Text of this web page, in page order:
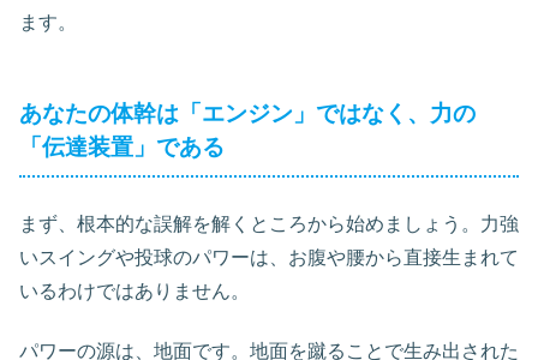
ます。
あなたの体幹は「エンジン」ではなく、力の
「伝達装置」である
まず、根本的な誤解を解くところから始めましょう。力強
いスイングや投球のパワーは、お腹や腰から直接生まれて
いるわけではありません。
パワーの源は、地面です。地面を蹴ることで生み出された